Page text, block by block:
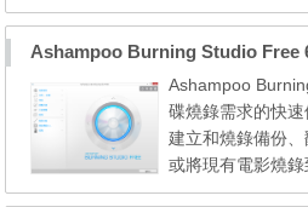
或者，用萬用字
料夾數量； 可以
夾中的檔案的最
是否更新空資料
可選擇是否更新
Ashampoo
碟燒錄需求的快速
建立和燒錄備份
或將現有電影燒
poo Burning